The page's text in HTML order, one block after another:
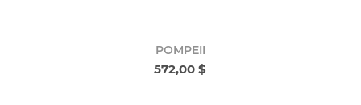
POMPEII
572,00 $